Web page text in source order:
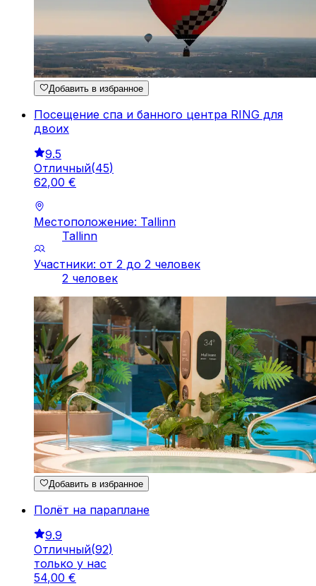
Добавить в избранное
Посещение спа и банного центра RING для
двоих
9.5
Отличный(45)
62,00 €
Местоположение: Tallinn
Tallinn
Участники: от 2 до 2 человек
2 человек
Добавить в избранное
Полёт на параплане
9.9
Отличный(92)
только у нас
54,00 €